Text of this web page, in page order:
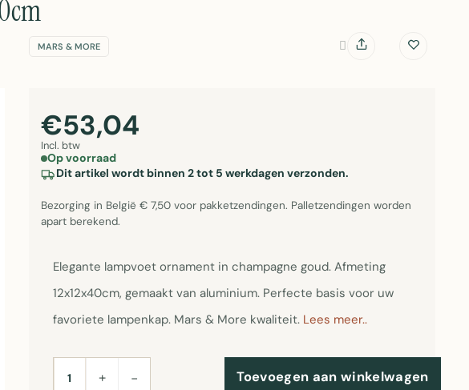
MARS & MORE
€53,04
Incl. btw
Op voorraad
Dit artikel wordt binnen 2 tot 5 werkdagen verzonden.
Bezorging in België € 7,50 voor pakketzendingen. Palletzendingen worden
apart berekend.
Elegante lampvoet ornament in champagne goud. Afmeting
12x12x40cm, gemaakt van aluminium. Perfecte basis voor uw
favoriete lampenkap. Mars & More kwaliteit. Lees meer..
AANTAL+ − Toevoegen aan winkelwagen